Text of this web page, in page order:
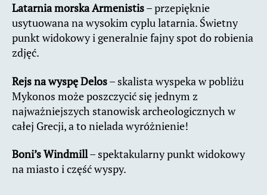
Latarnia morska Armenistis– przepięknie
usytuowana na wysokim cyplu latarnia. Świetny
punkt widokowy i generalnie fajny spot do robienia
zdjęć.
Rejs na wyspę Delos– skalista wyspeka w pobliżu
Mykonos może poszczycić się jednym z
najważniejszych stanowisk archeologicznych w
całej Grecji, a to nielada wyróżnienie!
Boni’s Windmill– spektakularny punkt widokowy
na miasto i część wyspy.